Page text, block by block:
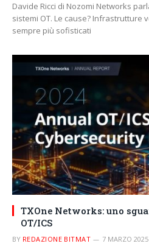
Davide Ricci di Nozomi Networks
sistemi OT. Le cause? Infrastrutture
sempre più sofisticati
TXOne Networks: uno
OT/ICS
BY REDAZIONE BITMAT 7 MARZO 2025